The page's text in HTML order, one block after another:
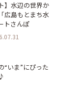
】水辺の世界か
広島もとまち水
トさんぽ
“いま”にぴった